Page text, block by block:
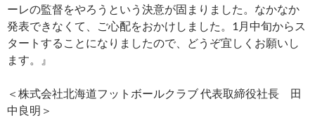
ーレの監督をやろうという決意が固まりました。なかなか
発表できなくて、ご心配をおかけしました。1月中旬からス
タートすることになりましたので、どうぞ宜しくお願いし
ます。』
＜株式会社北海道フットボールクラブ 代表取締役社長 田
中良明＞